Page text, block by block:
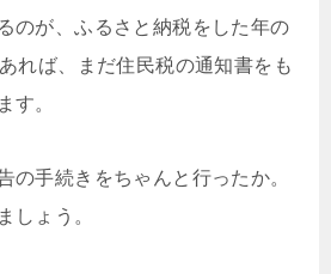
のが、ふるさと納税をした年の
れば、まだ住民税の通知書をも
す。
の手続きをちゃんと行ったか。
しょう。